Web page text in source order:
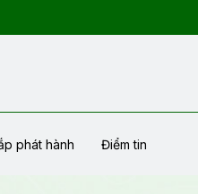
phát hành Điểm tin